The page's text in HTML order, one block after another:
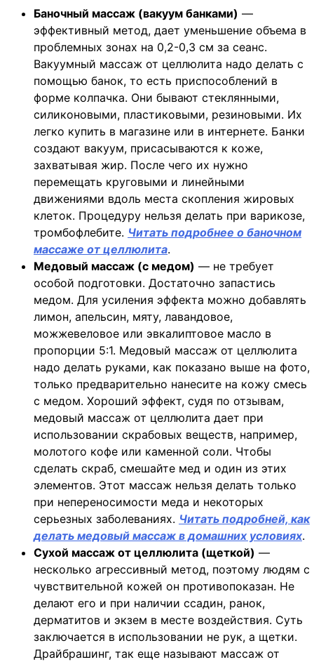
Баночный массаж (вакуум банками) —
эффективный метод, дает уменьшение объема в
проблемных зонах на 0,2-0,3 см за сеанс.
Вакуумный массаж от целлюлита надо делать с
помощью банок, то есть приспособлений в
форме колпачка. Они бывают стеклянными,
силиконовыми, пластиковыми, резиновыми. Их
легко купить в магазине или в интернете. Банки
создают вакуум, присасываются к коже,
захватывая жир. После чего их нужно
перемещать круговыми и линейными
движениями вдоль места скопления жировых
клеток. Процедуру нельзя делать при варикозе,
тромбофлебите. Читать подробнее о баночном
массаже от целлюлита.
Медовый массаж (с медом) — не требует
особой подготовки. Достаточно запастись
медом. Для усиления эффекта можно добавлять
лимон, апельсин, мяту, лавандовое,
можжевеловое или эвкалиптовое масло в
пропорции 5:1. Медовый массаж от целлюлита
надо делать руками, как показано выше на фото,
только предварительно нанесите на кожу смесь
с медом. Хороший эффект, судя по отзывам,
медовый массаж от целлюлита дает при
использовании скрабовых веществ, например,
молотого кофе или каменной соли. Чтобы
сделать скраб, смешайте мед и один из этих
элементов. Этот массаж нельзя делать только
при непереносимости меда и некоторых
серьезных заболеваниях. Читать подробней, как
делать медовый массаж в домашних условиях.
Сухой массаж от целлюлита (щеткой) —
несколько агрессивный метод, поэтому людям с
чувствительной кожей он противопоказан. Не
делают его и при наличии ссадин, ранок,
дерматитов и экзем в месте воздействия. Суть
заключается в использовании не рук, а щетки.
Драйбрашинг, так еще называют массаж от